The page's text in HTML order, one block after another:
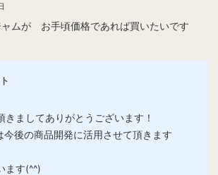
ャムが お手頃価格であれば買いたいです
きましてありがとうございます！
今後の商品開発に活用させて頂きます
ます(^^)